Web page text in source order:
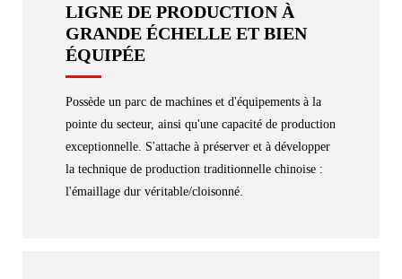
LIGNE DE PRODUCTION À
GRANDE ÉCHELLE ET BIEN
ÉQUIPÉE
Possède un parc de machines et d'équipements à la
pointe du secteur, ainsi qu'une capacité de production
exceptionnelle. S'attache à préserver et à développer
la technique de production traditionnelle chinoise :
l'émaillage dur véritable/cloisonné.